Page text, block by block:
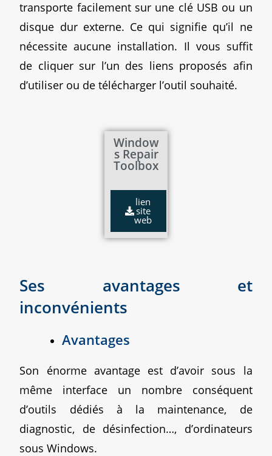
transporte facilement sur une clé USB ou un
disque dur externe. Ce qui signifie qu’il ne
nécessite aucune installation. Il vous suffit
de cliquer sur l’un des liens proposés afin
d’utiliser ou de télécharger l’outil souhaité.
Window
s Repair
Toolbox
lien
site
web
Ses avantages et
inconvénients
Avantages
Son énorme avantage est d’avoir sous la
même interface un nombre conséquent
d’outils dédiés à la maintenance, de
diagnostic, de désinfection…, d’ordinateurs
sous Windows.